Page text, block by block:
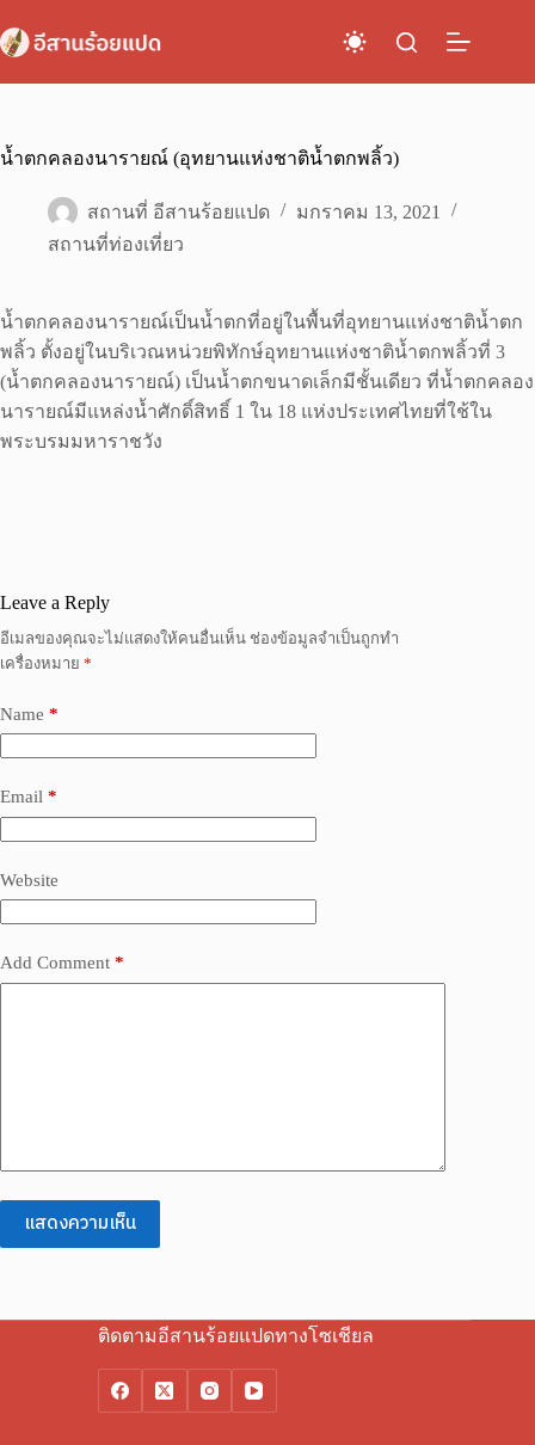
to
content
น้ำตกคลองนารายณ์ (อุทยานแห่งชาติน้ำตกพลิ้ว)
สถานที่ อีสานร้อยแปด
มกราคม 13, 2021
สถานที่ท่องเที่ยว
น้ำตกคลองนารายณ์เป็นน้ำตกที่อยู่ในพื้นที่อุทยานแห่งชาติน้ำตก
พลิ้ว ตั้งอยู่ในบริเวณหน่วยพิทักษ์อุทยานแห่งชาติน้ำตกพลิ้วที่ 3
(น้ำตกคลองนารายณ์) เป็นน้ำตกขนาดเล็กมีชั้นเดียว ที่น้ำตกคลอง
นารายณ์มีแหล่งน้ำศักดิ์สิทธิ์ 1 ใน 18 แห่งประเทศไทยที่ใช้ใน
พระบรมมหาราชวัง
Leave a Reply
อีเมลของคุณจะไม่แสดงให้คนอื่นเห็น ช่องข้อมูลจำเป็นถูกทำ
เครื่องหมาย *
Name *
Email *
Website
Add Comment *
แสดงความเห็น
ติดตามอีสานร้อยแปดทางโซเชียล